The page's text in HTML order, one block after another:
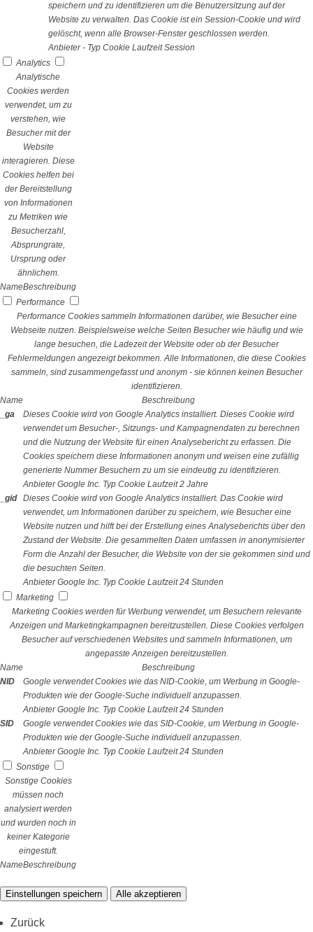
speichern und zu identifizieren um die Benutzersitzung auf der
Website zu verwalten. Das Cookie ist ein Session-Cookie und wird
gelöscht, wenn alle Browser-Fenster geschlossen werden.
Anbieter - Typ Cookie Laufzeit Session
Analytics
Analytische
Cookies werden
verwendet, um zu
verstehen, wie
Besucher mit der
Website
interagieren. Diese
Cookies helfen bei
der Bereitstellung
von Informationen
zu Metriken wie
Besucherzahl,
Absprungrate,
Ursprung oder
ähnlichem.
NameBeschreibung
Performance
Performance Cookies sammeln Informationen darüber, wie Besucher eine
Webseite nutzen. Beispielsweise welche Seiten Besucher wie häufig und wie
lange besuchen, die Ladezeit der Website oder ob der Besucher
Fehlermeldungen angezeigt bekommen. Alle Informationen, die diese Cookies
sammeln, sind zusammengefasst und anonym - sie können keinen Besucher
identifizieren.
Name
Beschreibung
_ga
Dieses Cookie wird von Google Analytics installiert. Dieses Cookie wird
verwendet um Besucher-, Sitzungs- und Kampagnendaten zu berechnen
und die Nutzung der Website für einen Analysebericht zu erfassen. Die
Cookies speichern diese Informationen anonym und weisen eine zufällig
generierte Nummer Besuchern zu um sie eindeutig zu identifizieren.
Anbieter Google Inc. Typ Cookie Laufzeit 2 Jahre
_gid
Dieses Cookie wird von Google Analytics installiert. Das Cookie wird
verwendet, um Informationen darüber zu speichern, wie Besucher eine
Website nutzen und hilft bei der Erstellung eines Analyseberichts über den
Zustand der Website. Die gesammelten Daten umfassen in anonymisierter
Form die Anzahl der Besucher, die Website von der sie gekommen sind und
die besuchten Seiten.
Anbieter Google Inc. Typ Cookie Laufzeit 24 Stunden
Marketing
Marketing Cookies werden für Werbung verwendet, um Besuchern relevante
Anzeigen und Marketingkampagnen bereitzustellen. Diese Cookies verfolgen
Besucher auf verschiedenen Websites und sammeln Informationen, um
angepasste Anzeigen bereitzustellen.
Name
Beschreibung
NID
Google verwendet Cookies wie das NID-Cookie, um Werbung in Google-
Produkten wie der Google-Suche individuell anzupassen.
Anbieter Google Inc. Typ Cookie Laufzeit 24 Stunden
SID
Google verwendet Cookies wie das SID-Cookie, um Werbung in Google-
Produkten wie der Google-Suche individuell anzupassen.
Anbieter Google Inc. Typ Cookie Laufzeit 24 Stunden
Sonstige
Sonstige Cookies
müssen noch
analysiert werden
und wurden noch in
keiner Kategorie
eingestuft.
NameBeschreibung
Einstellungen speichern Alle akzeptieren
Zurück